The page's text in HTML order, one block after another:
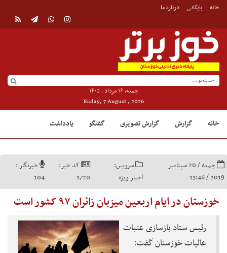
خانه بایگانی درباره ما
جمعه, ۱۶ مرداد , ۱۴۰۵
Friday, 7 August , 2026
خانه گزارش گزارش تصویری گفتگو یادداشت
جمعه / 20 سپتامبر
2019 / 13:46
سرویس:
اخبار ویژه
کد خبر:
1720
خبرنگار :
104
خوزستان در ایام اربعین میزبان زائران ۹۷ کشور است
رئیس ستاد بازسازی عتبات
عالیات خوزستان گفت: